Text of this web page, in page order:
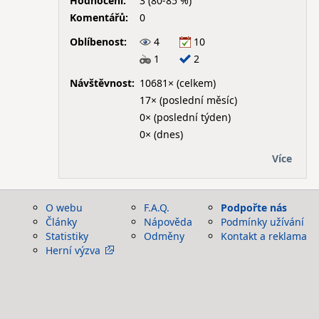
Komentářů:
0
Oblíbenost:
4
10
1
2
Návštěvnost: 10681× (celkem)
17× (poslední měsíc)
0× (poslední týden)
0× (dnes)
Více
O webu
Články
Statistiky
Herní výzva
F.A.Q.
Nápověda
Odměny
Podpořte nás
Podmínky užívání
Kontakt a reklama